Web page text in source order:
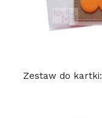
Zestaw do kartki: